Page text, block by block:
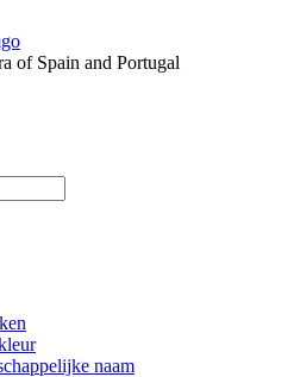
of Spain and Portugal
naam